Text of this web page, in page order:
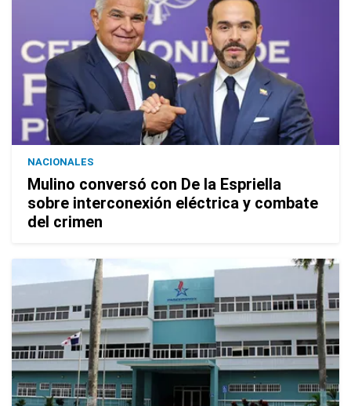
NACIONALES
Mulino conversó con De la Espriella
sobre interconexión eléctrica y combate
del crimen